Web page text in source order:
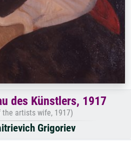
des Künstlers, 1917
artists wife, 1917)
Grigoriev